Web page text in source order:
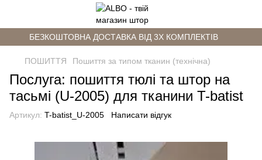
БЕЗКОШТОВНА ДОСТАВКА ВІД 3Х КОМПЛЕКТІВ
ПОШИТТЯ Пошиття за типом тканин (технічна)
Послуга: пошиття тюлі та штор на
тасьмі (U-2005) для тканини T-batist
Артикул: T-batist_U-2005 Написати відгук